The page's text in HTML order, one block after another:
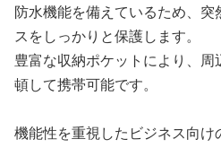
防水機能を備えているため、突
スをしっかりと保護します。
豊富な収納ポケットにより、
頓して携帯可能です。
機能性を重視したビジネス向け